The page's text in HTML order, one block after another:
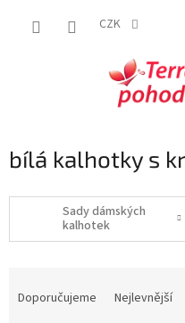
CZK
bílá kalhotky s
Sady dámských
kalhotek
Doporučujeme Nejlevnější